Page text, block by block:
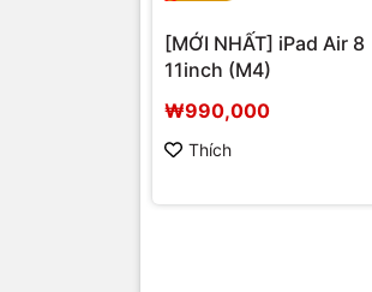
[MỚI NHẤT] iPad Air 8
11inch (M4)
₩990,000
Thích